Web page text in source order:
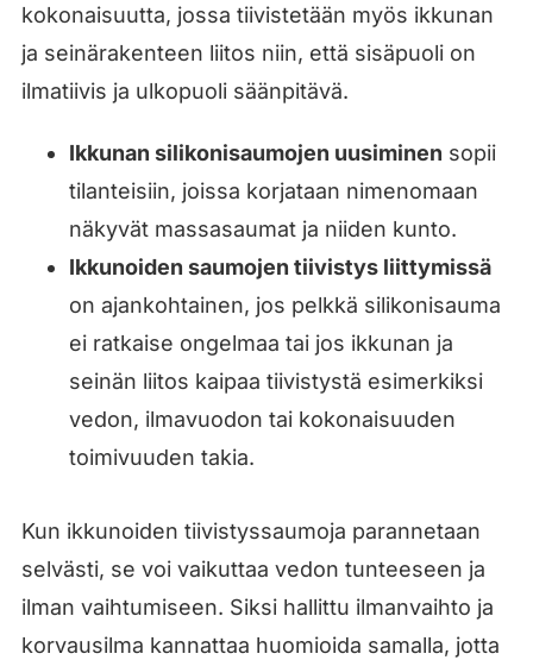
kokonaisuutta, jossa tiivistetään myös ikkunan
ja seinärakenteen liitos niin, että sisäpuoli on
ilmatiivis ja ulkopuoli säänpitävä.
Ikkunan silikonisaumojen uusiminen sopii
tilanteisiin, joissa korjataan nimenomaan
näkyvät massasaumat ja niiden kunto.
Ikkunoiden saumojen tiivistys liittymissä
on ajankohtainen, jos pelkkä silikonisauma
ei ratkaise ongelmaa tai jos ikkunan ja
seinän liitos kaipaa tiivistystä esimerkiksi
vedon, ilmavuodon tai kokonaisuuden
toimivuuden takia.
Kun ikkunoiden tiivistyssaumoja parannetaan
selvästi, se voi vaikuttaa vedon tunteeseen ja
ilman vaihtumiseen. Siksi hallittu ilmanvaihto ja
korvausilma kannattaa huomioida samalla, jotta